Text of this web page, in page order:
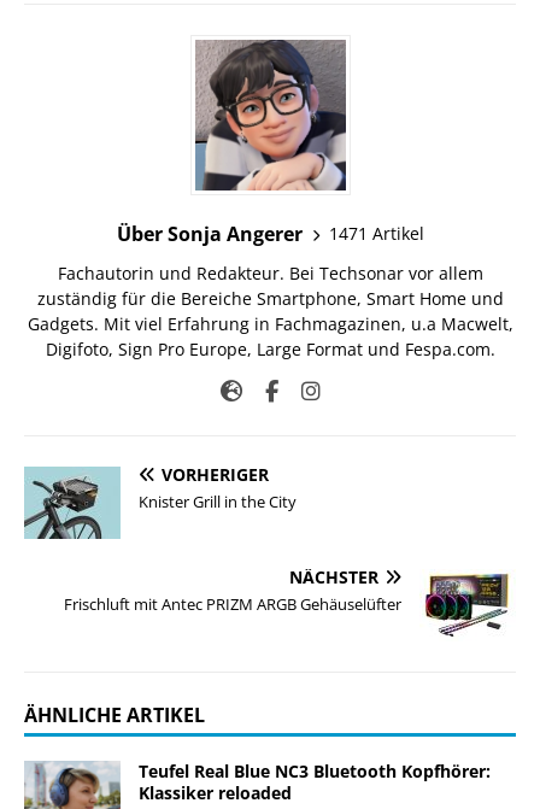
Über Sonja Angerer
1471 Artikel
Fachautorin und Redakteur. Bei Techsonar vor allem
zuständig für die Bereiche Smartphone, Smart Home und
Gadgets. Mit viel Erfahrung in Fachmagazinen, u.a Macwelt,
Digifoto, Sign Pro Europe, Large Format und Fespa.com.
VORHERIGER
Knister Grill in the City
NÄCHSTER
Frischluft mit Antec PRIZM ARGB Gehäuselüfter
ÄHNLICHE ARTIKEL
Teufel Real Blue NC3 Bluetooth Kopfhörer:
Klassiker reloaded